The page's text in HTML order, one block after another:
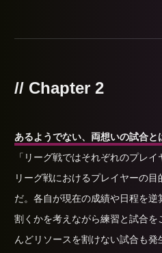
// Chapter 2
あるようでない、両想いの試合と
「リーグ戦ではそれぞれのプレイ
リーグ戦におけるプレイヤーの
だ。各自が現在の成績や日程を
割くかを考えながら練習と試合を
んどリソースを割けない試合も発